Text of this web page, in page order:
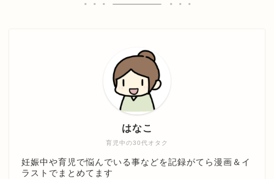
育児中の30代オタク
はなこ
妊娠中や育児で悩んでいる事などを記録がてら漫画＆イ
ラストでまとめてます